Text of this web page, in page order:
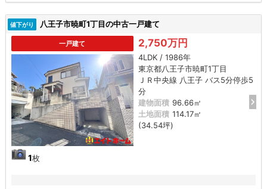
値下がり 八王子市暁町1丁目の中古一戸建て
一戸建て
1枚
2,750万円
4LDK / 1986年
東京都八王子市暁町1丁目
ＪＲ中央線 八王子 バス5分停歩5
分
建物面積 96.66㎡
土地面積 114.17㎡
(34.54坪)